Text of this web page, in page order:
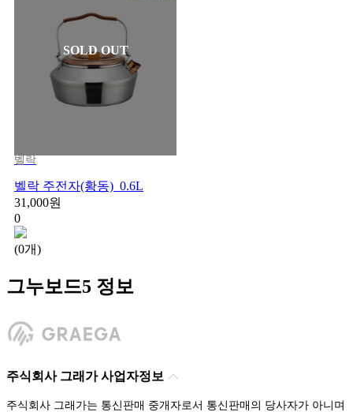
SOLD OUT
벨락
벨락 주전자(황동)_0.6L
31,000원
0
(0개)
그누보드5 정보
주식회사 그래가 사업자정보
주식회사 그래가는 통신판매 중개자로서 통신판매의 당사자가 아니며